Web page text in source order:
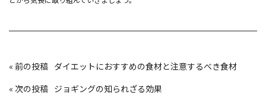
投
稿
ゲ
«
ダイエットにおすすめの食材と注意するべき食材
«
ジョギングの知られざる効果